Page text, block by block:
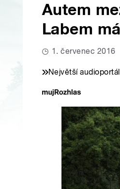
Autem
Labem
1. červenec 2016
Největší